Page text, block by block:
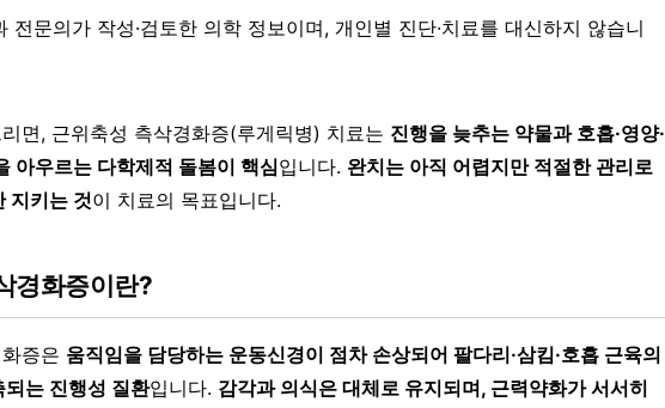
전문의가 작성·검토한 의학 정보이며, 개인별 진단·치료를 대신하지 않습니
면, 근위축성 측삭경화증(루게릭병) 치료는 진행을 늦추는 약물과 호흡·영양·
아우르는 다학제적 돌봄이 핵심입니다. 완치는 아직 어렵지만 적절한 관리로
지키는 것이 치료의 목표입니다.
경화증이란?
증은 움직임을 담당하는 운동신경이 점차 손상되어 팔다리·삼킴·호흡 근육의
는 진행성 질환입니다. 감각과 의식은 대체로 유지되며, 근력약화가 서서히